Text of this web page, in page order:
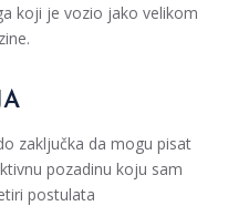
koji je vozio jako velikom
zaključka da mogu pisat
pozadinu koju sam
postulata